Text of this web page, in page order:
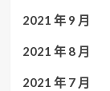
2021 年 9 月
2021 年 8 月
2021 年 7 月